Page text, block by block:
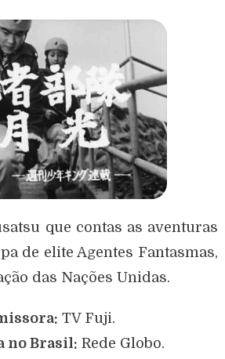
que contas as aventuras
de elite Agentes Fantasmas,
das Nações Unidas.
TV Fuji.
no Brasil: Rede Globo.